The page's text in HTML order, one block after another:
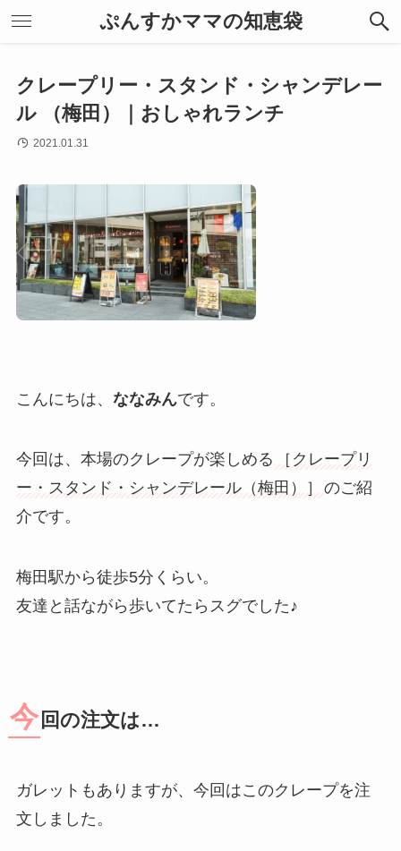
ぷんすかママの知恵袋
クレープリー・スタンド・シャンデレー
ル （梅田）｜おしゃれランチ
2021.01.31
こんにちは、 ななみんです。
今回は、本場のクレープが楽しめる
［クレープリ
ー・スタンド・シャンデレール（梅田）］
のご紹
介です。
梅田駅から徒歩5分くらい。
友達と話ながら歩いてたらスグでした♪
今 回の注文は…
ガレットもありますが、今回はこのクレープを注
文しました。